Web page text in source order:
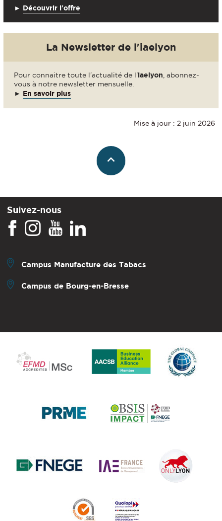
► Découvrir l'offre
La Newsletter de l'iaelyon
Pour connaitre toute l'actualité de l'iaelyon, abonnez-
vous à notre newsletter mensuelle.
► En savoir plus
Mise à jour : 2 juin 2026
Suivez-nous
Campus Manufacture des Tabacs
Campus de Bourg-en-Bresse